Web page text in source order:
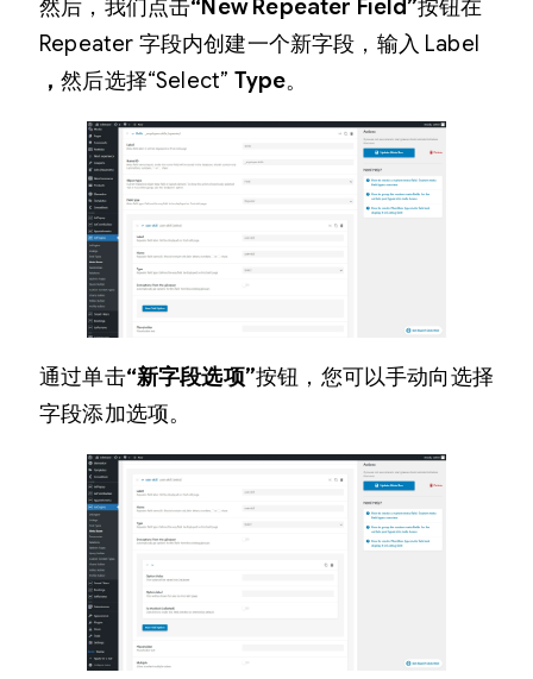
然后，我们点击“New Repeater Field”按钮在
Repeater 字段内创建一个新字段，输入 Label
，然后选择“Select” Type。
通过单击“新字段选项”按钮，您可以手动向选择
字段添加选项。